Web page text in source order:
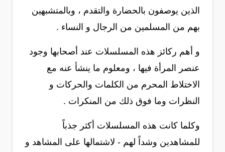
الذين يوصفون بالحضارة والتقدم ، وبالمتشبهين
بهم من المسلمين من الرجال و النساء .
و أهم ركائز هذه المسلسلات عند أصحابها وجود
عنصر المرأة فيها ، ومعلوم ما ينشأ عنه مع
الاختلاط المحرم من الكلمات والحركات و
النظرات وما فوق ذلك من المنكرات .
وكلما كانت هذه المسلسلات أكثر جذباً
للمشاهدين وشداً لهم - لاشتمالها على المشاهد و